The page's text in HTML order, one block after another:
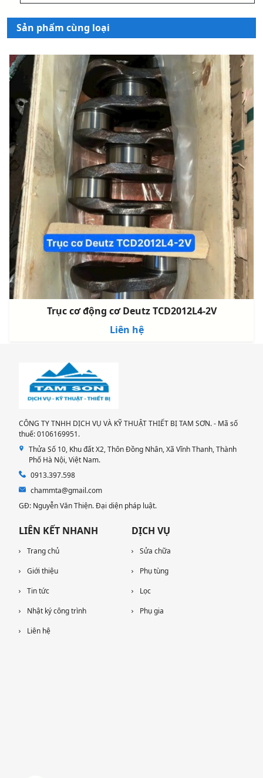
Sản phẩm cùng loại
Trục cơ động cơ Deutz TCD2012L4-2V
Liên hệ
CÔNG TY TNHH DỊCH VỤ VÀ KỸ THUẬT THIẾT BỊ TAM SƠN. - Mã số
thuế: 0106169951.
Thửa Số 10, Khu đất X2, Thôn Đồng Nhân, Xã Vĩnh Thanh, Thành
Phố Hà Nội, Việt Nam.
0913.397.598
chammta@gmail.com
GĐ: Nguyễn Văn Thiện. Đại diện pháp luật.
LIÊN KẾT NHANH
Trang chủ
Giới thiệu
Tin tức
Nhật ký công trình
Liên hệ
DỊCH VỤ
Sửa chữa
Phụ tùng
Lọc
Phụ gia